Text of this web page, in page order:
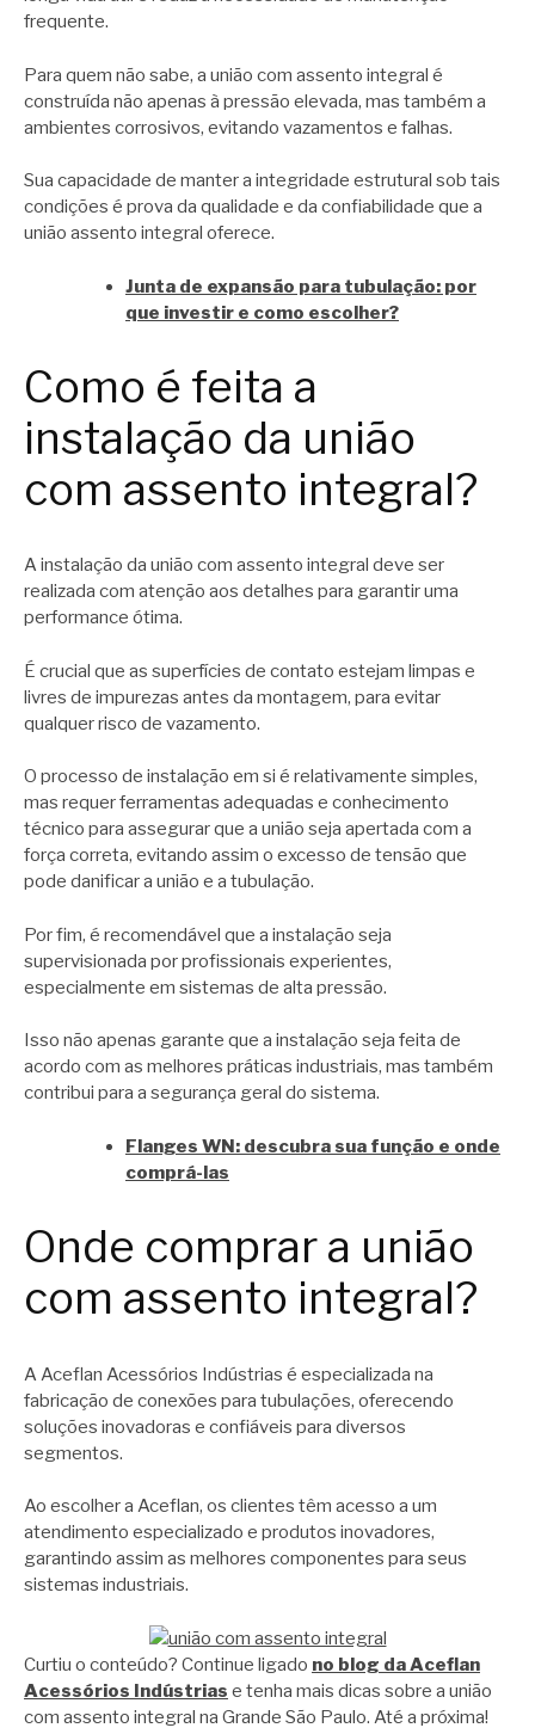
frequente.
Para quem não sabe, a união com assento integral é
construída não apenas à pressão elevada, mas também a
ambientes corrosivos, evitando vazamentos e falhas.
Sua capacidade de manter a integridade estrutural sob tais
condições é prova da qualidade e da confiabilidade que a
união assento integral oferece.
Junta de expansão para tubulação: por
que investir e como escolher?
Como é feita a
instalação da união
com assento integral?
A instalação da união com assento integral deve ser
realizada com atenção aos detalhes para garantir uma
performance ótima.
É crucial que as superfícies de contato estejam limpas e
livres de impurezas antes da montagem, para evitar
qualquer risco de vazamento.
O processo de instalação em si é relativamente simples,
mas requer ferramentas adequadas e conhecimento
técnico para assegurar que a união seja apertada com a
força correta, evitando assim o excesso de tensão que
pode danificar a união e a tubulação.
Por fim, é recomendável que a instalação seja
supervisionada por profissionais experientes,
especialmente em sistemas de alta pressão.
Isso não apenas garante que a instalação seja feita de
acordo com as melhores práticas industriais, mas também
contribui para a segurança geral do sistema.
Flanges WN: descubra sua função e onde
comprá-las
Onde comprar a união
com assento integral?
A Aceflan Acessórios Indústrias é especializada na
fabricação de conexões para tubulações, oferecendo
soluções inovadoras e confiáveis para diversos
segmentos.
Ao escolher a Aceflan, os clientes têm acesso a um
atendimento especializado e produtos inovadores,
garantindo assim as melhores componentes para seus
sistemas industriais.
Curtiu o conteúdo? Continue ligado no blog da Aceflan
Acessórios Indústrias e tenha mais dicas sobre a união
com assento integral na Grande São Paulo. Até a próxima!